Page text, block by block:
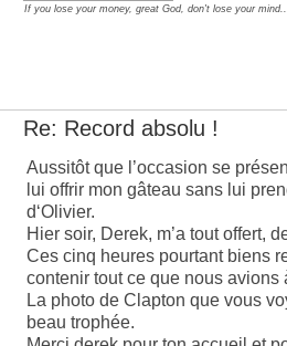
If you lose your money, great God, don't lose your
Re: Record absolu !
Aussitôt que l’occasion se
lui offrir mon gâteau sans lui
d‘Olivier.
Hier soir, Derek, m’a tout offert,
Ces cinq heures pourtant biens
contenir tout ce que nous avions
La photo de Clapton que vous
beau trophée.